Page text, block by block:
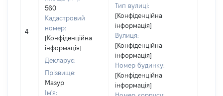
4
560
Кадастровий
номер:
[Конфіденційна
інформація]
Декларує:
Прізвище:
Мазур
Ім'я:
Тип вулиці:
[Конфіденційна
інформація]
Вулиця:
[Конфіденційна
інформація]
Номер будинку:
[Конфіденційна
інформація]